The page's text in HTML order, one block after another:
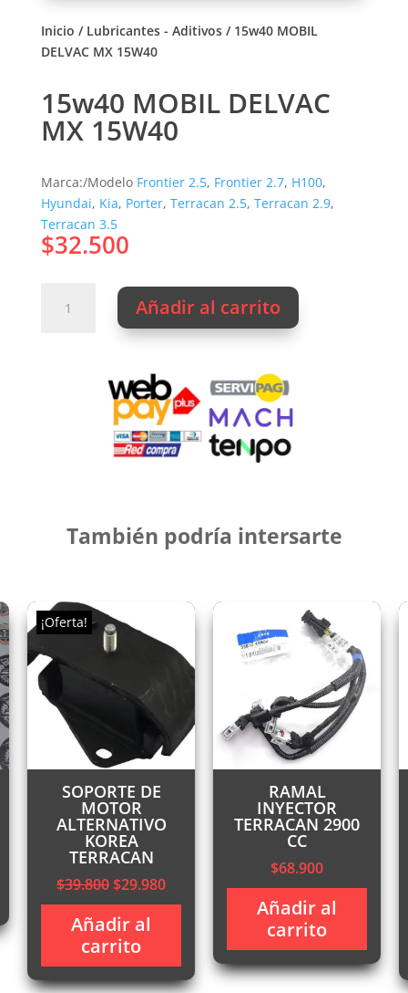
Inicio / Lubricantes - Aditivos/ 15w40 MOBIL
DELVAC MX 15W40
15w40 MOBIL DELVAC
MX 15W40
Marca:/Modelo Frontier 2.5, Frontier 2.7, H100,
Hyundai, Kia, Porter, Terracan 2.5, Terracan 2.9,
Terracan 3.5
$32.500
MOBIL
Añadir al carrito
También podría intersarte
¡Oferta!
SOPORTE DE
MOTOR
ALTERNATIVO
KOREA
TERRACAN
$39.800El
precio
original
era:
$39.800.
$29.980El
precio
$29.980.
Añadir al
carrito
RAMAL
INYECTOR
TERRACAN 2900
CC
$68.900
Añadir al
carrito